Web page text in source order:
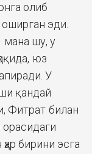
олиб
эди.
мана шу, у
юз
У
қандай
Фитрат билан
бирини эсга